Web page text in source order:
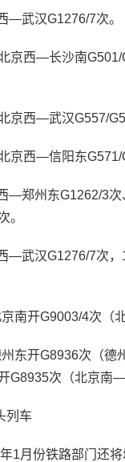
—武汉G1276/7次。
京西—长沙南G501/
京西—武汉G557/
京西—信阳东G571/
—郑州东G1262/3
。
—武汉G1276/7次
南开G9003/4次（
东开G8936次（德
G8935次（北京南—
列车
1月份铁路部门还